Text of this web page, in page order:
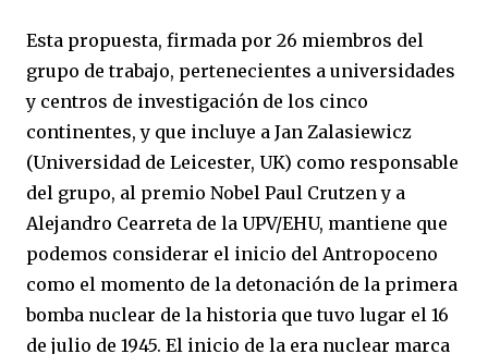
Esta propuesta, firmada por 26 miembros del
grupo de trabajo, pertenecientes a universidades
y centros de investigación de los cinco
continentes, y que incluye a Jan Zalasiewicz
(Universidad de Leicester, UK) como responsable
del grupo, al premio Nobel Paul Crutzen y a
Alejandro Cearreta de la UPV/EHU, mantiene que
podemos considerar el inicio del Antropoceno
como el momento de la detonación de la primera
bomba nuclear de la historia que tuvo lugar el 16
de julio de 1945. El inicio de la era nuclear marca